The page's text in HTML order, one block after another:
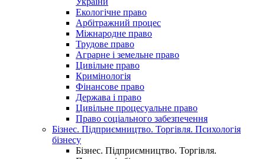
Екологічне право
Арбітражний процес
Міжнародне право
Трудове право
Аграрне і земельне право
Цивільне право
Кримінологія
Фінансове право
Держава і право
Цивільне процесуальне право
Право соціального забезпечення
Бізнес. Підприємництво. Торгівля. Психологія
бізнесу
Бізнес. Підприємництво. Торгівля.